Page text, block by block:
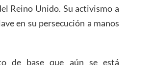
Reino Unido. Su activismo a
en su persecución a manos
de base que aún se está